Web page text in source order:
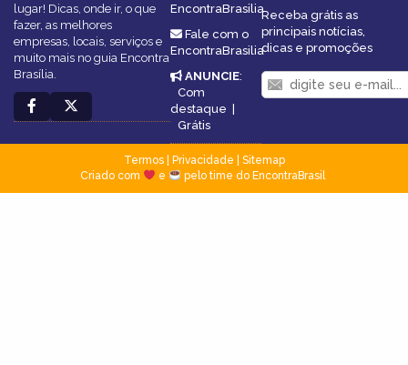
lugar! Dicas, onde ir, o que
fazer, as melhores
empresas, locais, serviços e
muito mais no guia Encontra
Brasília.
EncontraBrasilia
Fale com o
EncontraBrasilia
ANUNCIE:
Com
destaque |
Grátis
Receba grátis as
principais notícias,
dicas e promoções
Termos| Privacidade
Sitemap
Criado com
e pelo time do EncontraBrasil